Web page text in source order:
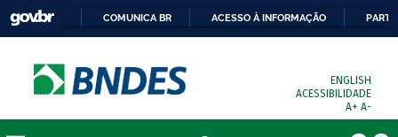
COMUNICA BR ACESSO À INFORMAÇÃO
ENGLISH
ACESSIBILIDADE
A+ A-